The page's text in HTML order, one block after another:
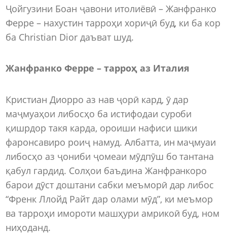
Ҷойгузини Боан ҷавони итолиёвӣ – Жанфранко
Ферре – нахустин тарроҳи хориҷӣ буд, ки ба кор
ба Christian Dior даъват шуд.
Жанфранко Ферре – тарроҳ аз Италия
Кристиан Диорро аз нав ҷорӣ кард, ӯ дар
маҷмуаҳои либосҳо ба истифодаи суроби
қишрдор такя карда, ороиши нафиси шики
фаронсавиро роиҷ намуд. Албатта, ин маҷмуаи
либосҳо аз ҷониби ҷомеаи мӯдпӯш бо тантана
қабул гардид. Солҳои баъдина Жанфранкоро
барои дӯст доштани сабки меъморӣ дар либос
“Френк Ллойд Райт дар олами мӯд”, ки меъмор
ва тарроҳи имороти машҳури амрикоӣ буд, ном
ниҳоданд.